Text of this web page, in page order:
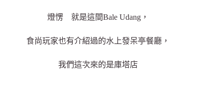
燈愣 就是這間Bale Udang，
食尚玩家也有介紹過的水上發呆亭餐廳，
我們這次來的是庫塔店